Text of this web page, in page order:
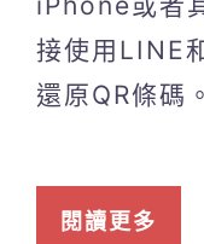
接使用LINE
還原QR條碼。
閱讀更多